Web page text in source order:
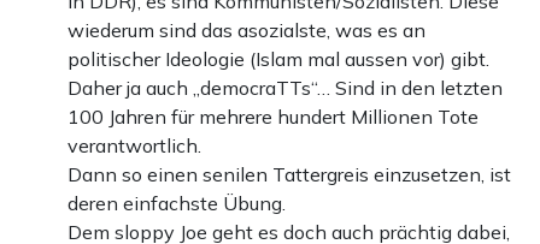
wiederum sind das asozialste, was es an
politischer Ideologie (Islam mal aussen vor) gibt.
Daher ja auch „democraTTs“… Sind in den letzten
100 Jahren für mehrere hundert Millionen Tote
verantwortlich.
Dann so einen senilen Tattergreis einzusetzen, ist
deren einfachste Übung.
Dem sloppy Joe geht es doch auch prächtig dabei,